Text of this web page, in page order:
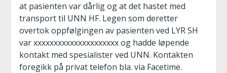
at pasienten var dårlig og at det hastet med
transport til UNN HF. Legen som deretter
overtok oppfølgingen av pasienten ved LYR SH
var xxxxxxxxxxxxxxxxxxxxx og hadde løpende
kontakt med spesialister ved UNN. Kontakten
foregikk på privat telefon bla. via Facetime.